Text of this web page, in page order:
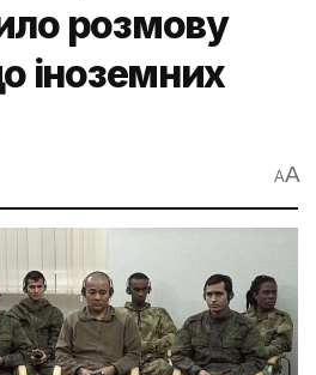
розмову
іноземних
AA